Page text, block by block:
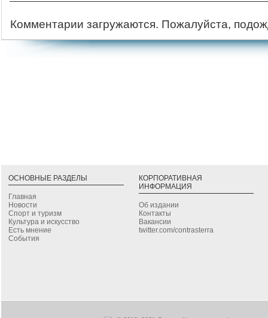
Комментарии загружаются. Пожалуйста,
ОСНОВНЫЕ РАЗДЕЛЫ
Главная
Новости
Спорт и туризм
Культура и искусство
Есть мнение
События
КОРПОРАТИВНАЯ
ИНФОРМАЦИЯ
Об издании
Контакты
Вакансии
twitter.com/contrasterra